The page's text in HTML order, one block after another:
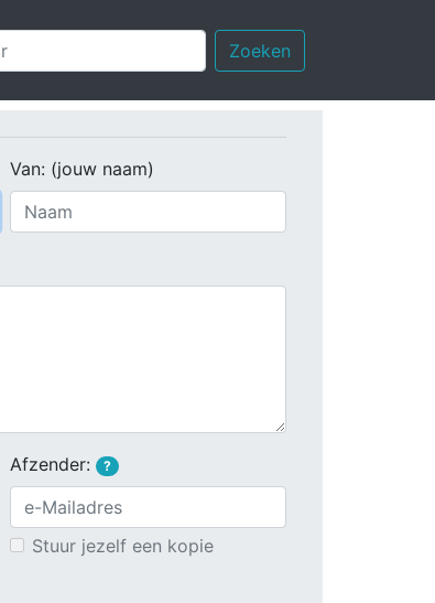
Zoeken
Van: (jouw naam)
Afzender: ?
Stuur jezelf een kopie